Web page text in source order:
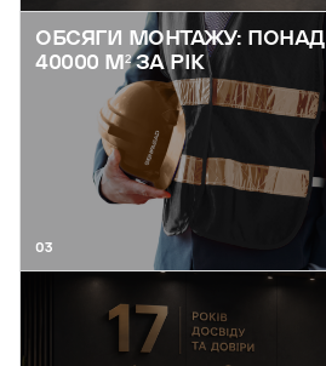
ОБСЯГИ МОНТАЖУ: ПОНАД
40000 М² ЗА РІК
03